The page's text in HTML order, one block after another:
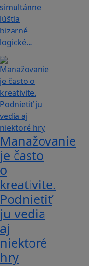
simultánne
lúštia
bizarné
logické…
Manažovanie
je často
o
kreativite.
Podnietiť
ju vedia
aj
niektoré
hry